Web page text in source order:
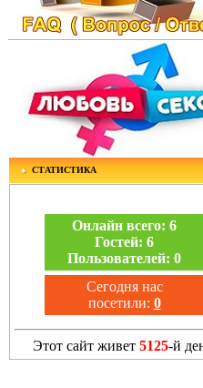
СТАТИСТИКА
Онлайн всего: 6
Гостей: 6
Пользователей: 0
Сегодня нас
посетили: 0
Этот сайт живет 5125-й